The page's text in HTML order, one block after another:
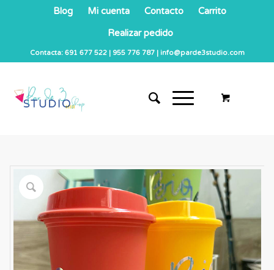
Blog Mi cuenta Contacto
Carrito
Realizar pedido
Contacta: 691 677 522 | 955 776 787 | info@parde3studio.com